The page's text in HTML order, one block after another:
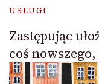
USŁUGI
Zastępując
coś